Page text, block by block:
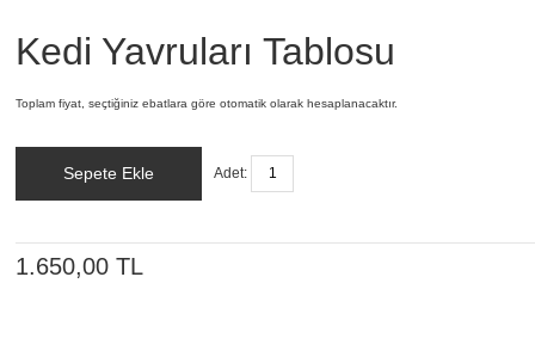
Kedi Yavruları Tablosu
Toplam fiyat, seçtiğiniz ebatlara göre otomatik olarak hesaplanacaktır.
Sepete Ekle Adet:
1.650,00 TL